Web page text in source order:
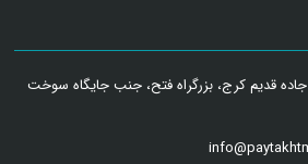
نشانی : تهران، کیلومتر ۱۱ جاده قدیم کرج، بزرگراه فتح، جنب جایگاه سوخت